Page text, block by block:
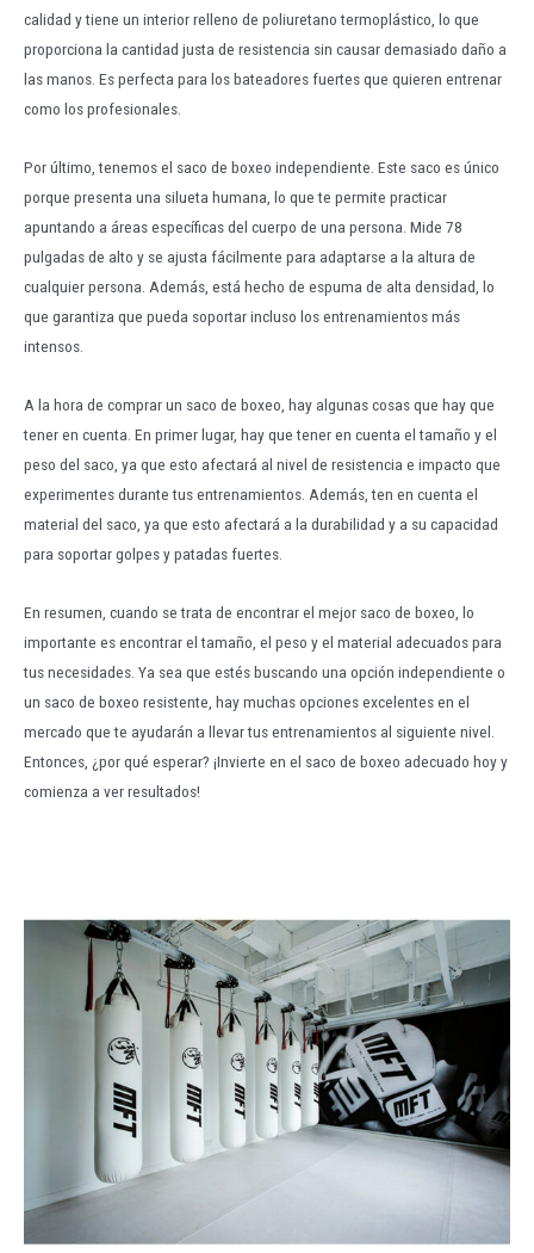
calidad y tiene un interior relleno de poliuretano termoplástico, lo que
proporciona la cantidad justa de resistencia sin causar demasiado daño a
las manos. Es perfecta para los bateadores fuertes que quieren entrenar
como los profesionales.
Por último, tenemos el saco de boxeo independiente. Este saco es único
porque presenta una silueta humana, lo que te permite practicar
apuntando a áreas específicas del cuerpo de una persona. Mide 78
pulgadas de alto y se ajusta fácilmente para adaptarse a la altura de
cualquier persona. Además, está hecho de espuma de alta densidad, lo
que garantiza que pueda soportar incluso los entrenamientos más
intensos.
A la hora de comprar un saco de boxeo, hay algunas cosas que hay que
tener en cuenta. En primer lugar, hay que tener en cuenta el tamaño y el
peso del saco, ya que esto afectará al nivel de resistencia e impacto que
experimentes durante tus entrenamientos. Además, ten en cuenta el
material del saco, ya que esto afectará a la durabilidad y a su capacidad
para soportar golpes y patadas fuertes.
En resumen, cuando se trata de encontrar el mejor saco de boxeo, lo
importante es encontrar el tamaño, el peso y el material adecuados para
tus necesidades. Ya sea que estés buscando una opción independiente o
un saco de boxeo resistente, hay muchas opciones excelentes en el
mercado que te ayudarán a llevar tus entrenamientos al siguiente nivel.
Entonces, ¿por qué esperar? ¡Invierte en el saco de boxeo adecuado hoy y
comienza a ver resultados!